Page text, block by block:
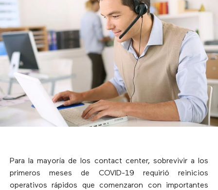
Para la mayoría de los contact center, sobrevivir a los
primeros meses de COVID-19 requirió reinicios
operativos rápidos que comenzaron con importantes